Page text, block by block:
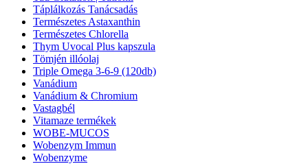
Táplálkozás Tanácsadás
Természetes Astaxanthin
Természetes Chlorella
Thym Uvocal Plus kapszula
Tömjén illóolaj
Triple Omega 3-6-9 (120db)
Vanádium
Vanádium & Chromium
Vastagbél
Vitamaze termékek
WOBE-MUCOS
Wobenzym Immun
Wobenzyme